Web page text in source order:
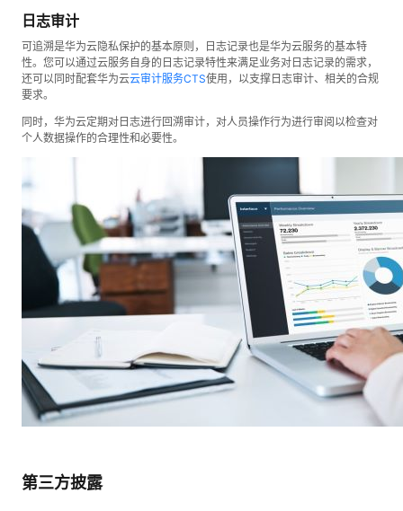
日志审计
可追溯是华为云隐私保护的基本原则，日志记录也是华为云服务的基本特
性。您可以通过云服务自身的日志记录特性来满足业务对日志记录的需求，
还可以同时配套华为云云审计服务CTS使用，以支撑日志审计、相关的合规
要求。
同时，华为云定期对日志进行回溯审计，对人员操作行为进行审阅以检查对
个人数据操作的合理性和必要性。
第三方披露